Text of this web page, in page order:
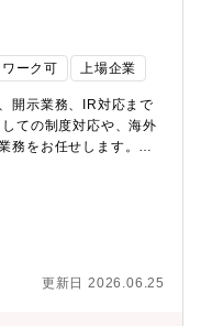
5名（女性4名、男性1
5回の出張がありま
ーク可 上場企業
開示業務、IR対応まで
ての制度対応や、海外
務をお任せします。
内報告資料作成■開示書
■監査法人対応■税務計
外子会社の経理支援・
ではなく、ご経験・ス
職を控えており、業務
更新日 2026.06.25